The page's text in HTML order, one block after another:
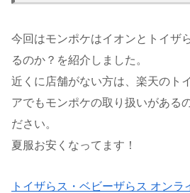
今回はモンポケはイオンとトイザ
るのか？を紹介しました。
近くに店舗がない方は、楽天のト
アでもモンポケの取り扱いがある
ださい。
夏服お安くなってます！
トイザらス・ベビーザらス オン